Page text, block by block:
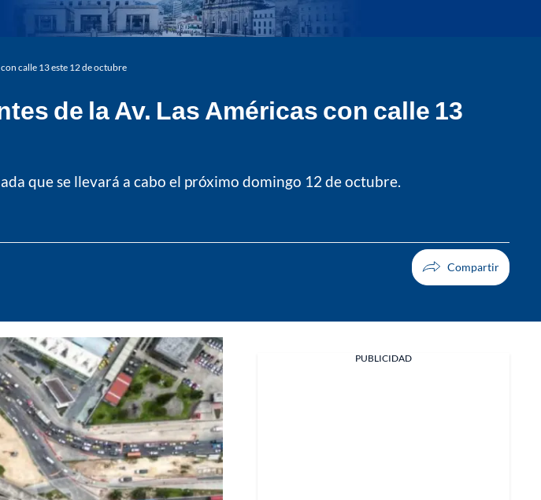
calle 13 este 12 de octubre
de la Av. Las Américas con calle 13
que se llevará a cabo el próximo domingo 12 de octubre.
PUBLICIDAD